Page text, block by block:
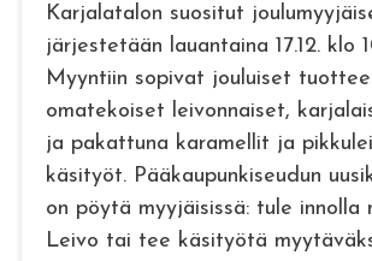
Karjalatalon suositut
järjestetään lauantaina 17.12. klo
Myyntiin sopivat jouluiset
omatekoiset leivonnaiset,
ja pakattuna karamellit ja
käsityöt. Pääkaupunkiseudun
on pöytä myyjäisissä: tule innolla
Leivo tai tee käsityötä